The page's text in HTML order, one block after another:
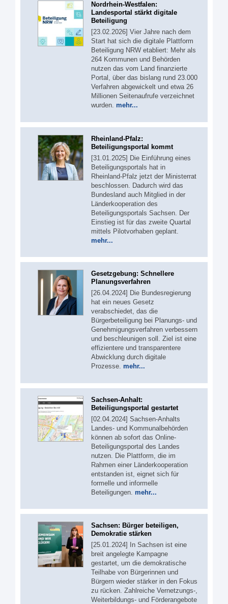
Nordrhein-Westfalen:
Landesportal stärkt digitale
Beteiligung
[23.02.2026] Vier Jahre nach dem
Start hat sich die digitale Plattform
Beteiligung NRW etabliert: Mehr als
264 Kommunen und Behörden
nutzen das vom Land finanzierte
Portal, über das bislang rund 23.000
Verfahren abgewickelt und etwa 26
Millionen Seitenaufrufe verzeichnet
wurden. mehr...
Rheinland-Pfalz:
Beteiligungsportal kommt
[31.01.2025] Die Einführung eines
Beteiligungsportals hat in
Rheinland-Pfalz jetzt der Ministerrat
beschlossen. Dadurch wird das
Bundesland auch Mitglied in der
Länderkooperation des
Beteiligungsportals Sachsen. Der
Einstieg ist für das zweite Quartal
mittels Pilotvorhaben geplant.
mehr...
Gesetzgebung: Schnellere
Planungsverfahren
[26.04.2024] Die Bundesregierung
hat ein neues Gesetz
verabschiedet, das die
Bürgerbeteiligung bei Planungs- und
Genehmigungsverfahren verbessern
und beschleunigen soll. Ziel ist eine
effizientere und transparentere
Abwicklung durch digitale
Prozesse. mehr...
Sachsen-Anhalt:
Beteiligungsportal gestartet
[02.04.2024] Sachsen-Anhalts
Landes- und Kommunalbehörden
können ab sofort das Online-
Beteiligungsportal des Landes
nutzen. Die Plattform, die im
Rahmen einer Länderkooperation
entstanden ist, eignet sich für
formelle und informelle
Beteiligungen. mehr...
Sachsen: Bürger beteiligen,
Demokratie stärken
[25.01.2024] In Sachsen ist eine
breit angelegte Kampagne
gestartet, um die demokratische
Teilhabe von Bürgerinnen und
Bürgern wieder stärker in den Fokus
zu rücken. Zahlreiche Vernetzungs-,
Weiterbildungs- und Förderangebote